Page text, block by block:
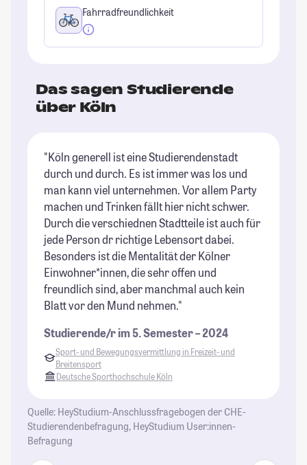
Fahrradfreundlichkeit
Das sagen Studierende
über Köln
"Köln generell ist eine Studierendenstadt
durch und durch. Es ist immer was los und
man kann viel unternehmen. Vor allem Party
machen und Trinken fällt hier nicht schwer.
Durch die verschiednen Stadtteile ist auch für
jede Person dr richtige Lebensort dabei.
Besonders ist die Mentalität der Kölner
Einwohner*innen, die sehr offen und
freundlich sind, aber manchmal auch kein
Blatt vor den Mund nehmen."
Studierende/r im 5. Semester – 2024
Sport- und Bewegungsvermittlung in Freizeit- und
Breitensport
Deutsche Sporthochschule Köln
Quelle: HeyStudium-Anschlussfragebogen der CHE-
Studierendenbefragung, HeyStudium User:innen-
Befragung